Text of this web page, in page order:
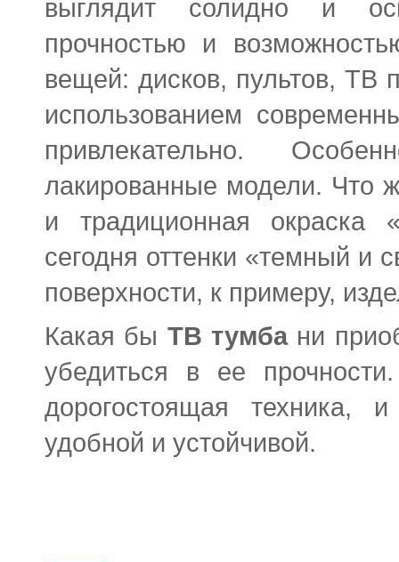
выглядит солидно и
прочностью и
вещей: дисков, пультов, ТВ
использованием
привлекательно.
лакированные модели. Что
и традиционная
сегодня оттенки «темный и
поверхности, к примеру,
Какая бы ТВ тумбани
убедиться в ее
дорогостоящая техника,
удобной и устойчивой.